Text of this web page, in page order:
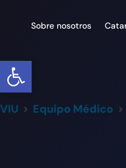
Abrir barra de herramientas
Sobre nosotros
VIU Equipo Médico